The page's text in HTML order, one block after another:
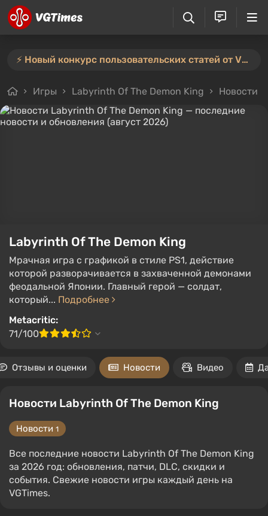
⚡️ Новый конкурс пользовательских статей от VGTimes — участвуйте тут ⚡️
Игры Labyrinth Of The Demon King Новости
Labyrinth Of The Demon King
Мрачная игра с графикой в стиле PS1, действие
которой разворачивается в захваченной демонами
феодальной Японии. Главный герой — солдат,
который... Подробнее
Metacritic:
71/100
Отзывы и оценки Новости Видео
Новости Labyrinth Of The Demon King
Новости 1
Все последние новости Labyrinth Of The Demon King
за 2026 год: обновления, патчи, DLC, скидки и
события. Свежие новости игры каждый день на
VGTimes.